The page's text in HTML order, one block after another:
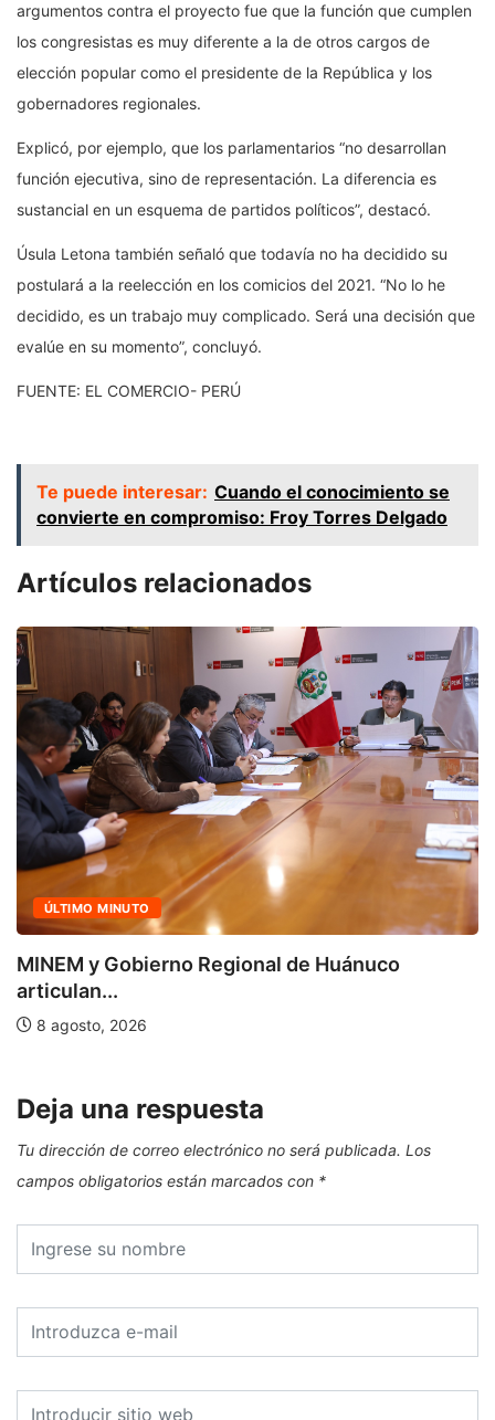
argumentos contra el proyecto fue que la función que cumplen
los congresistas es muy diferente a la de otros cargos de
elección popular como el presidente de la República y los
gobernadores regionales.
Explicó, por ejemplo, que los parlamentarios “no desarrollan
función ejecutiva, sino de representación. La diferencia es
sustancial en un esquema de partidos políticos”, destacó.
Úsula Letona también señaló que todavía no ha decidido su
postulará a la reelección en los comicios del 2021. “No lo he
decidido, es un trabajo muy complicado. Será una decisión que
evalúe en su momento”, concluyó.
FUENTE: EL COMERCIO- PERÚ
Te puede interesar: Cuando el conocimiento se
convierte en compromiso: Froy Torres Delgado
Artículos relacionados
ÚLTIMO MINUTO
MINEM y Gobierno Regional de Huánuco
articulan...
8 agosto, 2026
Deja una respuesta
Tu dirección de correo electrónico no será publicada. Los
campos obligatorios están marcados con *